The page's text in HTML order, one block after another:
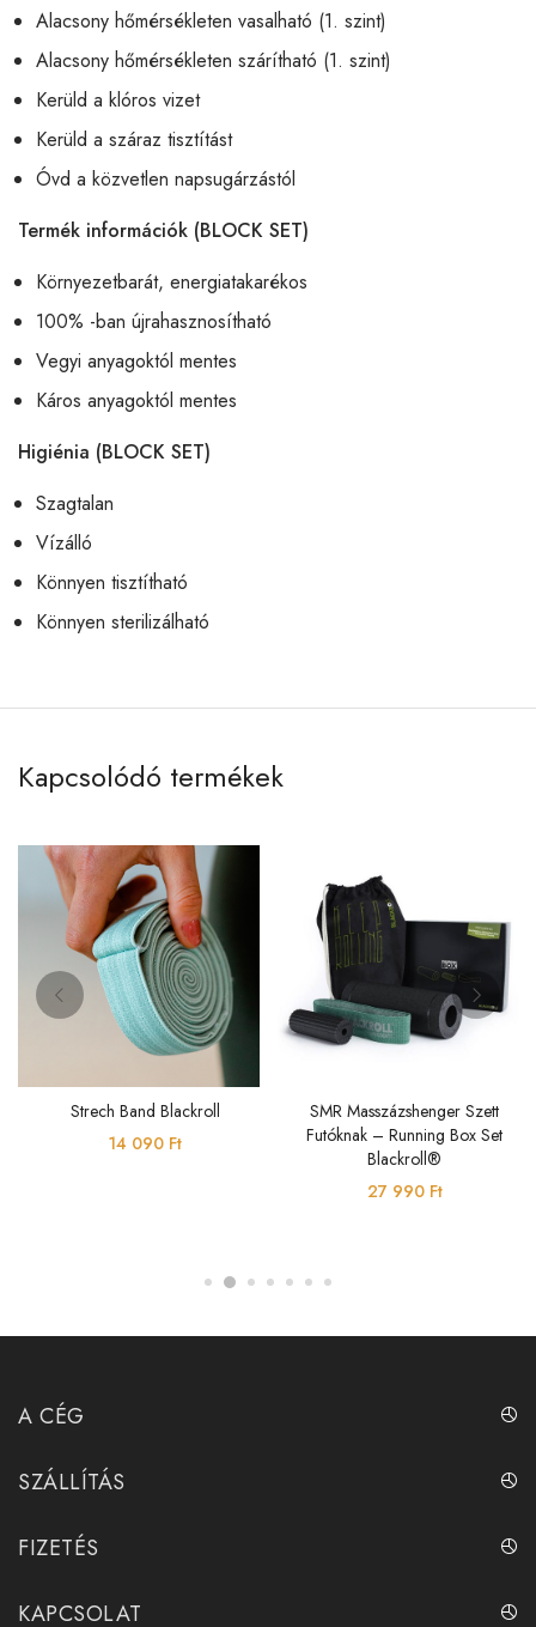
Alacsony hőmérsékleten vasalható (1. szint)
Alacsony hőmérsékleten szárítható (1. szint)
Kerüld a klóros vizet
Kerüld a száraz tisztítást
Óvd a közvetlen napsugárzástól
Termék információk (BLOCK SET)
Környezetbarát, energiatakarékos
100% -ban újrahasznosítható
Vegyi anyagoktól mentes
Káros anyagoktól mentes
Higiénia (BLOCK SET)
Szagtalan
Vízálló
Könnyen tisztítható
Könnyen sterilizálható
Kapcsolódó termékek
Strech Band Blackroll
14 090 Ft
SMR Masszázshenger Szett
Futóknak – Running Box Set
Blackroll®
27 990 Ft
A CÉG
SZÁLLÍTÁS
FIZETÉS
KAPCSOLAT